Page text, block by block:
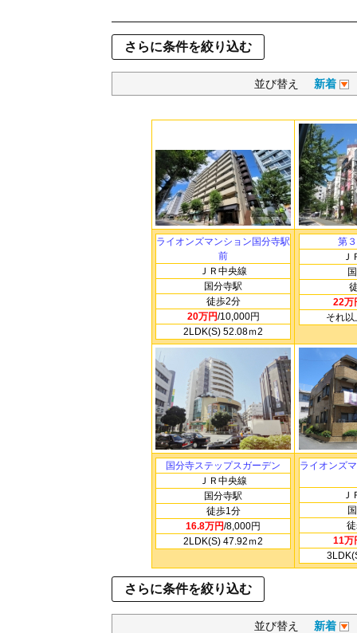
さらに条件を絞り込む
並び替え 新着
ライオンズマンション国分寺駅
前
ＪＲ中央線
国分寺駅
徒歩2分
20万円/10,000円
2LDK(S) 52.08ｍ2
第
Ｊ
22万
それ
国分寺ステップスガーデン
ＪＲ中央線
国分寺駅
徒歩1分
16.8万円/8,000円
2LDK(S) 47.92ｍ2
ライオンズ
Ｊ
11万
さらに条件を絞り込む
並び替え 新着